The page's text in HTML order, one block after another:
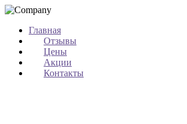
Главная
Отзывы
Цены
Акции
Контакты